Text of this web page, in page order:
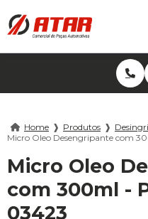
Home ❱ Produtos ❱
Micro Oleo Desengripante com
Micro Oleo
com 300ml -
03423